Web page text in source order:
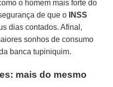
o homem mais forte do
de que o
INSS
dias contados. Afinal,
sonhos de consumo
banca tupiniquim.
mais do mesmo